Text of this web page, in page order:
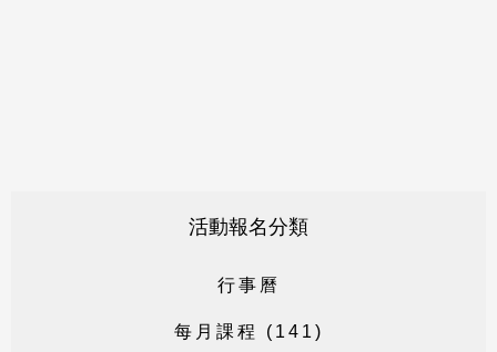
活動報名分類
行事 曆
每 月 課 程 ( 1 4 1 )